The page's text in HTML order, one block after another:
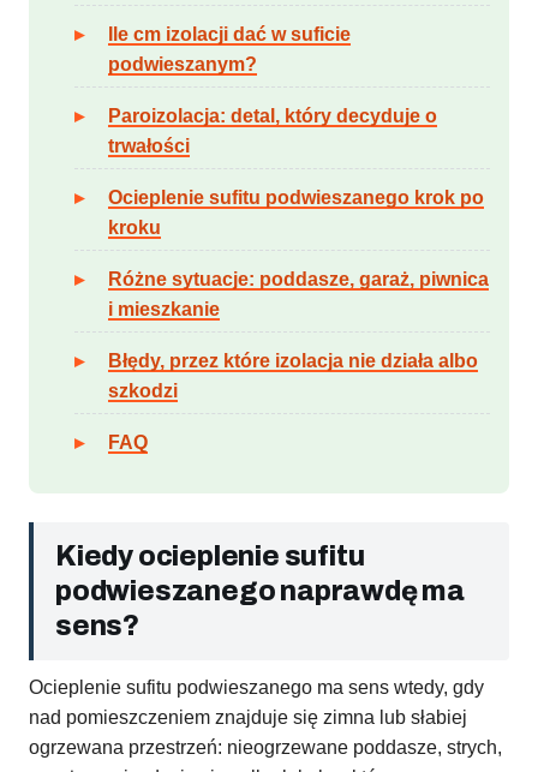
Ile cm izolacji dać w suficie
podwieszanym?
Paroizolacja: detal, który decyduje o
trwałości
Ocieplenie sufitu podwieszanego krok po
kroku
Różne sytuacje: poddasze, garaż, piwnica
i mieszkanie
Błędy, przez które izolacja nie działa albo
szkodzi
FAQ
Kiedy ocieplenie sufitu
podwieszanego naprawdę ma
sens?
Ocieplenie sufitu podwieszanego ma sens wtedy, gdy
nad pomieszczeniem znajduje się zimna lub słabiej
ogrzewana przestrzeń: nieogrzewane poddasze, strych,